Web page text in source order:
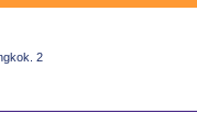
2